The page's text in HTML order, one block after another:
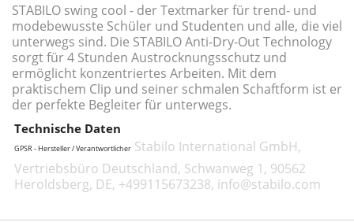
STABILO swing cool - der Textmarker für trend- und
modebewusste Schüler und Studenten und alle, die viel
unterwegs sind. Die STABILO Anti-Dry-Out Technology
sorgt für 4 Stunden Austrocknungsschutz und
ermöglicht konzentriertes Arbeiten. Mit dem
praktischem Clip und seiner schmalen Schaftform ist er
der perfekte Begleiter für unterwegs.
Technische Daten
GPSR - Hersteller / Verantwortlicher Stabilo International GmbH,
Vertriebsbüro Deutschland, Schwanweg 1, 90562
Heroldsberg, DE, +499115673238, info@stabilo.com